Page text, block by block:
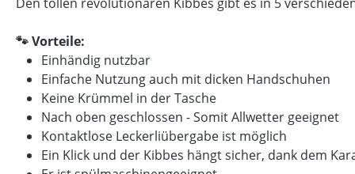
🐾 Vorteile:
Einhändig nutzbar
Einfache Nutzung auch mit dicken Handschuhen
Keine Krümmel in der Tasche
Nach oben geschlossen - Somit Allwetter geeignet
Kontaktlose Leckerliübergabe ist möglich
Ein Klick und der Kibbes hängt sicher, dank dem